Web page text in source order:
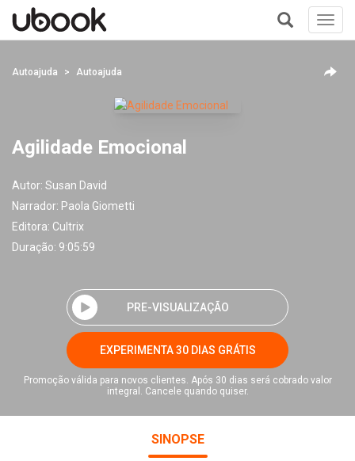
+
Autoajuda Autoajuda
Agilidade Emocional
Autor: Susan David
Narrador: Paola Giometti
Editora: Cultrix
Duração: 9:05:59
PRE-VISUALIZAÇÃO
EXPERIMENTA 30 DIAS GRÁTIS
Promoção válida para novos clientes. Após 30 dias será cobrado valor
integral. Cancele quando quiser.
SINOPSE